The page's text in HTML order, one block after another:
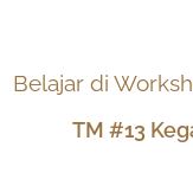
Belajar di
TM #13